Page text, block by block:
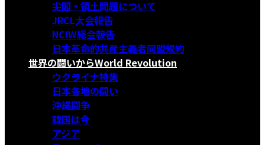
尖閣・領土問題について
JRCL大会報告
NCIW総会報告
日本革命的共産主義者同盟規約
世界の闘いからWorld Revolution
ウクライナ特集
日本各地の闘い
沖縄闘争
韓国は今
アジア